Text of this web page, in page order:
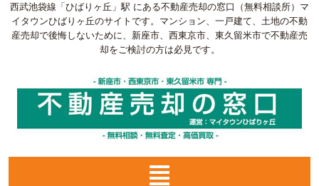
西武池袋線「ひばりヶ丘」駅 にある不動産売却の窓口（無料相談所）マ
イタウンひばりヶ丘のサイトです。マンション、一戸建て、土地の不動
産売却で後悔しないために、新座市、西東京市、東久留米市で不動産売
却をご検討の方は必見です。